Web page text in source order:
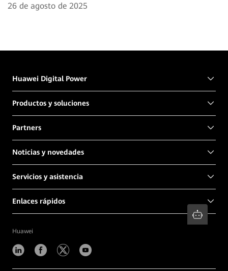
26 de agosto de 2025
Huawei Digital Power
Productos y soluciones
Partners
Noticias y novedades
Servicios y asistencia
Enlaces rápidos
Huawei